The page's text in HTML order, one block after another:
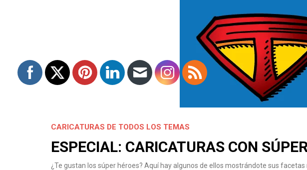
CARICATURAS DE TODOS LOS TEMAS
ESPECIAL: CARICATURAS CON
¿Te gustan los súper héroes? Aquí hay algunos de ellos mostrándote sus